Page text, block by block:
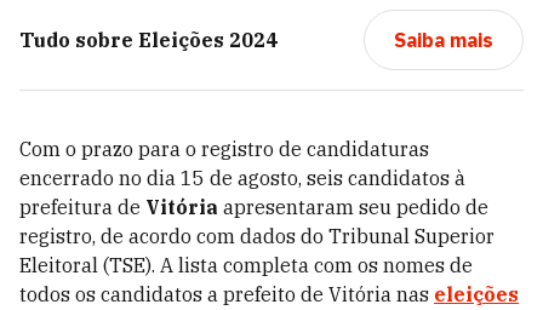
Tudo sobre Eleições 2024 Saiba mais
Com o prazo para o registro de candidaturas
encerrado no dia 15 de agosto, seis candidatos à
prefeitura de Vitória apresentaram seu pedido de
registro, de acordo com dados do Tribunal Superior
Eleitoral (TSE). A lista completa com os nomes de
todos os candidatos a prefeito de Vitória nas eleições